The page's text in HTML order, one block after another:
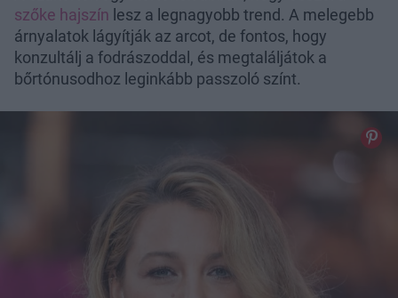
szőke hajszín lesz a legnagyobb trend. A melegebb
árnyalatok lágyítják az arcot, de fontos, hogy
konzultálj a fodrászoddal, és megtaláljátok a
bőrtónusodhoz leginkább passzoló színt.